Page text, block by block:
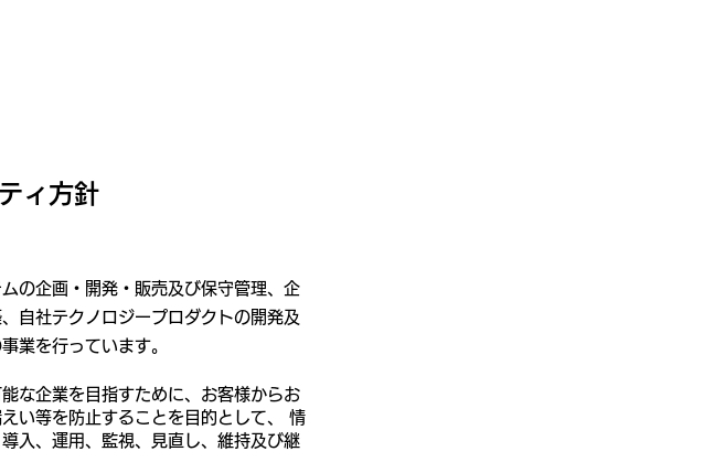
ィ方針
の企画・開発・販売及び保守管理、企
自社テクノロジープロダクトの開発及
業を行っています。
な企業を目指すために、お客様からお
い等を防止することを目的として、 情
入、運用、監視、見直し、維持及び継